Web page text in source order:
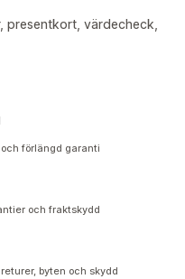
presentkort, värdecheck,
förlängd garanti
och fraktskydd
byten och skydd